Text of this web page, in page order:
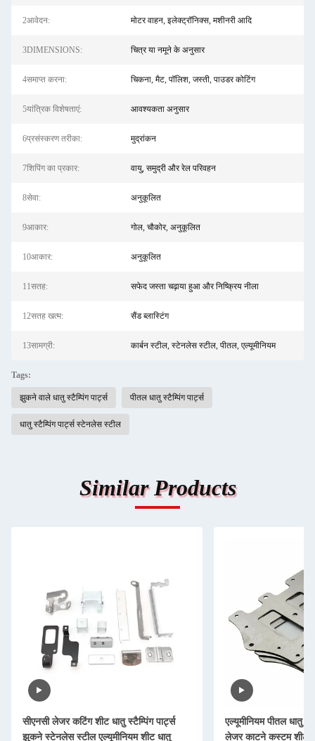
2आवेदन: मोटर वाहन, इलेक्ट्रॉनिक्स, मशीनरी आदि
3DIMENSIONS: चित्र या नमूने के अनुसार
4समाप्त करना: चिकना, मैट, पॉलिश, जस्ती, पाउडर कोटिंग
5यांत्रिक विशेषताएं: आवश्यकता अनुसार
6प्रसंस्करण तरीका: मुद्रांकन
7शिपिंग का प्रकार: वायु, समुद्री और रेल परिवहन
8सेवा: अनुकूलित
9आकार: गोल, चौकोर, अनुकूलित
10आकार: अनुकूलित
11सतह: सफेद जस्ता चढ़ाया हुआ और निष्क्रिय नीला
12सतह खत्म: सैंड ब्लास्टिंग
13सामग्री: कार्बन स्टील, स्टेनलेस स्टील, पीतल, एल्यूमीनियम
Tags:
झुकने वाले धातु स्टैम्पिंग पार्ट्स पीतल धातु स्टैम्पिंग पार्ट्स
धातु स्टैम्पिंग पार्ट्स स्टेनलेस स्टील
Similar Products
सीएनसी लेजर कटिंग शीट धातु स्टैम्पिंग पार्ट्स
झुकने स्टेनलेस स्टील एल्यूमीनियम शीट धातु
एल्यूमीनियम पीतल धातु
लेजर काटने कस्टम शीट